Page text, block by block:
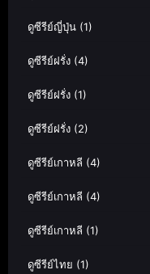
ดูซีรีย์ญี่ปุ่น (1)
ดูซีรีย์ฝรั่ง (4)
ดูซีรีย์ฝรั่ง (1)
ดูซีรีย์ฝรั่ง (2)
ดูซีรีย์เกาหลี (4)
ดูซีรีย์เกาหลี (4)
ดูซีรีย์เกาหลี (1)
ดูซีรีย์ไทย (1)